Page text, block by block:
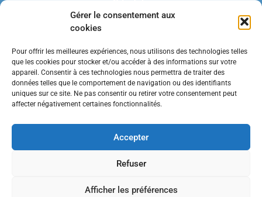
Gérer le consentement aux
cookies
Pour offrir les meilleures expériences, nous utilisons des technologies telles
que les cookies pour stocker et/ou accéder à des informations sur votre
appareil. Consentir à ces technologies nous permettra de traiter des
données telles que le comportement de navigation ou des identifiants
uniques sur ce site. Ne pas consentir ou retirer votre consentement peut
affecter négativement certaines fonctionnalités.
Accepter
Refuser
Afficher les préférences
•Contact